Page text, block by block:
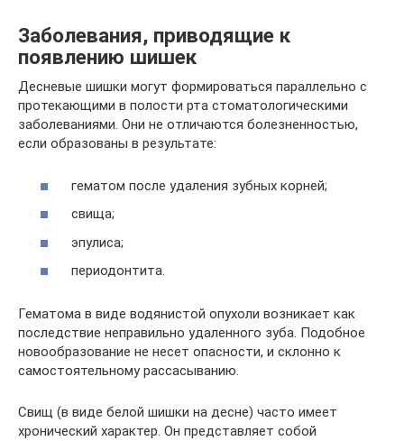
Заболевания, приводящие к
появлению шишек
Десневые шишки могут формироваться параллельно с
протекающими в полости рта стоматологическими
заболеваниями. Они не отличаются болезненностью,
если образованы в результате:
гематом после удаления зубных корней;
свища;
эпулиса;
периодонтита.
Гематома в виде водянистой опухоли возникает как
последствие неправильно удаленного зуба. Подобное
новообразование не несет опасности, и склонно к
самостоятельному рассасыванию.
Свищ (в виде белой шишки на десне) часто имеет
хронический характер. Он представляет собой